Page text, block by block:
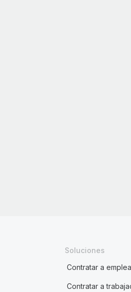
Soluciones
Contratar a
Contratar a